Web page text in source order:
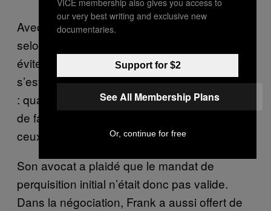
Avec l’aide d’un avocat, le meilleur au monde
selon lui, et de la chance, Frank a réussi à
éviter les accusations et l’extradition. Tout
s’est joué grâce à une mesure de précaution
: quand il a livré les faux billets, il s’est caché
de façon à n’être jamais vu en possession de
ceux-ci.
Son avocat a plaidé que le mandat de
perquisition initial n’était donc pas valide.
Dans la négociation, Frank a aussi offert de
our very best writing and exclusive new
documentaries.
Support for $2
See All Membership Plans
Or, continue for free